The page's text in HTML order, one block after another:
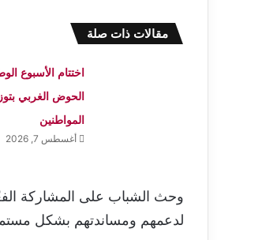
مقالات ذات صلة
اختتام الأسبوع
الحوض الغربي
المواطنين
أغسطس 7, 2026
وحث الشباب على المشاركة
لدعمهم ومساندتهم بشكل